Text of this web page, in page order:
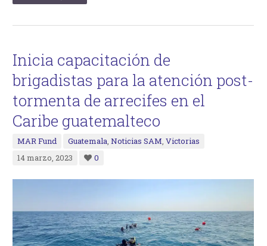
Inicia capacitación de
brigadistas para la atención post-
tormenta de arrecifes en el
Caribe guatemalteco
MAR Fund Guatemala,Noticias SAM,Victorias
14 marzo, 2023
0